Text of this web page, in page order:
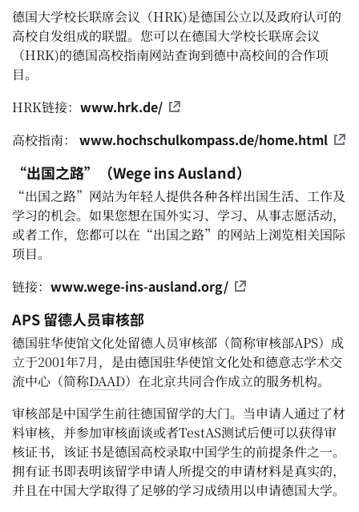
德国大学校长联席会议（HRK)是德国公立以及政府认可的
高校自发组成的联盟。您可以在德国大学校长联席会议
（HRK)的德国高校指南网站查询到德中高校间的合作项
目。
HRK链接： www.hrk.de/
高校指南： www.hochschulkompass.de/home.html
“出国之路”（Wege ins Ausland）
“出国之路”网站为年轻人提供各种各样出国生活、工作及
学习的机会。如果您想在国外实习、学习、从事志愿活动，
或者工作，您都可以在“出国之路”的网站上浏览相关国际
项目。
链接： www.wege-ins-ausland.org/
APS 留德人员审核部
德国驻华使馆文化处留德人员审核部（简称审核部APS）成
立于2001年7月，是由德国驻华使馆文化处和德意志学术交
流中心（简称DAAD）在北京共同合作成立的服务机构。
审核部是中国学生前往德国留学的大门。当申请人通过了材
料审核，并参加审核面谈或者TestAS测试后便可以获得审
核证书，该证书是德国高校录取中国学生的前提条件之一。
拥有证书即表明该留学申请人所提交的申请材料是真实的，
并且在中国大学取得了足够的学习成绩用以申请德国大学。